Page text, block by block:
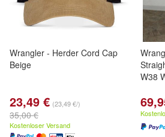
Wrangler - Herder Cord Cap
Beige
23,49 € (23,49 €/)
35,00 €
Kostenloser Versand
W38